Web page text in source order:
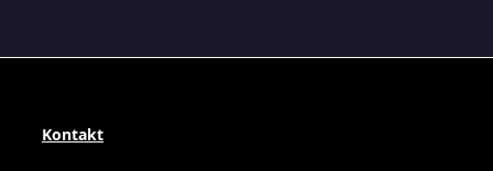
Kontakt